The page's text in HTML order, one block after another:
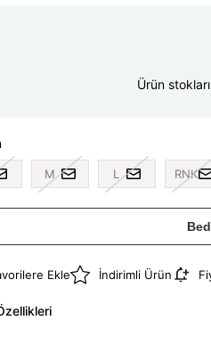
Ürün
M L RNK
Ekle İndirimli Ürün